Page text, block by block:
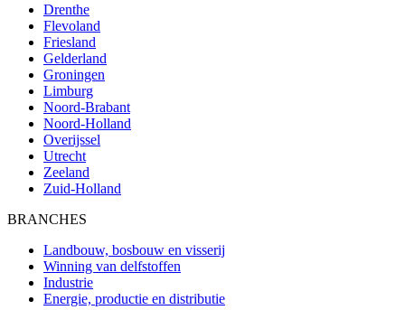
Drenthe
Flevoland
Friesland
Gelderland
Groningen
Limburg
Noord-Brabant
Noord-Holland
Overijssel
Utrecht
Zeeland
Zuid-Holland
BRANCHES
Landbouw, bosbouw en visserij
Winning van delfstoffen
Industrie
Energie, productie en distributie